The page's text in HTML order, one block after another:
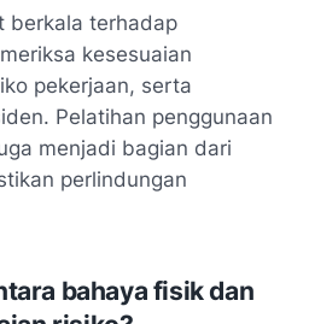
berkala terhadap
kesesuaian
pekerjaan, serta
Pelatihan penggunaan
menjadi bagian dari
perlindungan
bahaya fisik dan